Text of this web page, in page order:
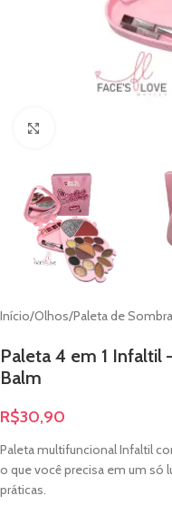
Início/Olhos/Paleta de
Paleta 4 em 1 Infaltil
Balm
R$30,90
Paleta multifuncional Infaltil
o que você precisa em um só
práticas.